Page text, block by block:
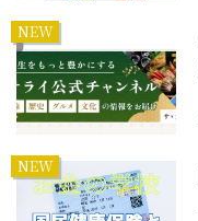
NEW
NEW